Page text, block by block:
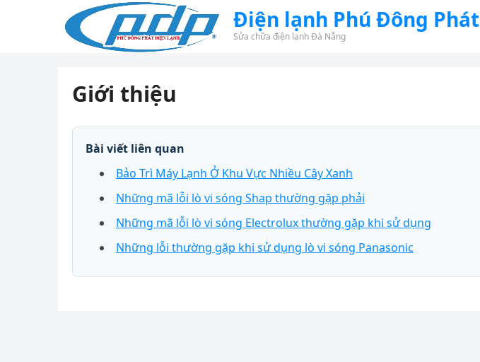
Điện lạnh Phú Đông Phát
Sửa chữa điện lạnh Đà Nẵng
Giới thiệu
Bài viết liên quan
Bảo Trì Máy Lạnh Ở Khu Vực Nhiều Cây Xanh
Những mã lỗi lò vi sóng Shap thường gặp phải
Những mã lỗi lò vi sóng Electrolux thường gặp khi sử dụng
Những lỗi thường gặp khi sử dụng lò vi sóng Panasonic